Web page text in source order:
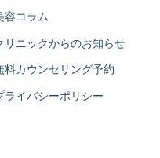
容コラム
リニックからのお知らせ
料カウンセリング予約
ライバシーポリシー